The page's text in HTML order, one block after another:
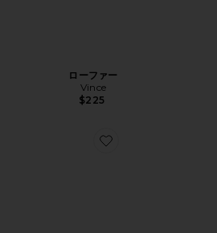
ローファー
Vince
$225
Favorite PILLAR ダービー